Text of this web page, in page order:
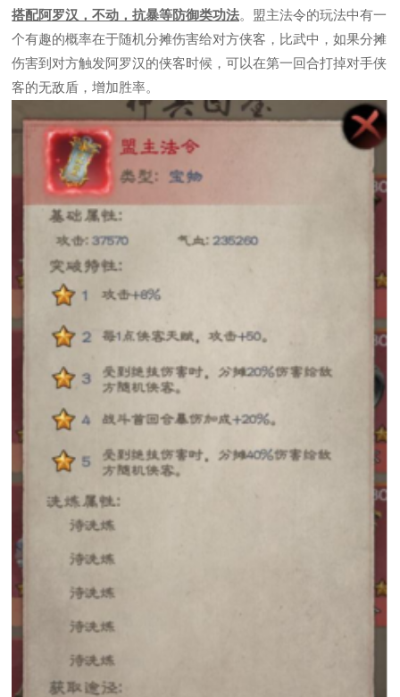
搭配阿罗汉，不动，抗暴等防御类功法。盟主法令的玩法中有一
个有趣的概率在于随机分摊伤害给对方侠客，比武中，如果分摊
伤害到对方触发阿罗汉的侠客时候，可以在第一回合打掉对手侠
客的无敌盾，增加胜率。